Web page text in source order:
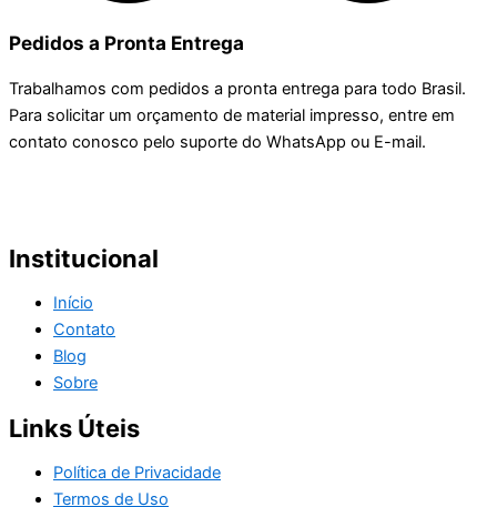
Pedidos a Pronta Entrega
Trabalhamos com pedidos a pronta entrega para todo Brasil.
Para solicitar um orçamento de material impresso, entre em
contato conosco pelo suporte do WhatsApp ou E-mail.
Institucional
Início
Contato
Blog
Sobre
Links Úteis
Política de Privacidade
Termos de Uso